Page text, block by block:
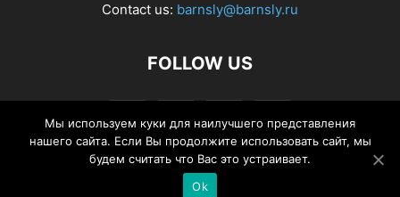
Contact us: barnsly@barnsly.ru
FOLLOW US
© Barnsly Sound Org.
Мы используем куки для наилучшего представления
нашего сайта. Если Вы продолжите использовать сайт, мы
будем считать что Вас это устраивает.
Ok